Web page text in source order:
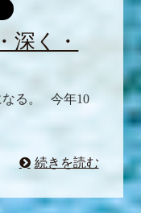
深く・
なる。 今年10
続きを読む